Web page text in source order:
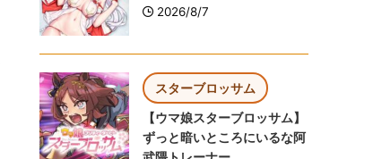
2026/8/7
スターブロッサム
【ウマ娘スターブロッサム】
ずっと暗いところにいるな阿